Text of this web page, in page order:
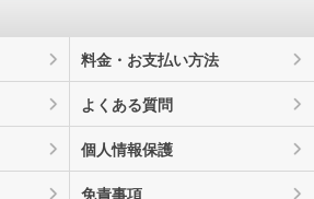
料金・お支払い方法
よくある質問
個人情報保護
免責事項